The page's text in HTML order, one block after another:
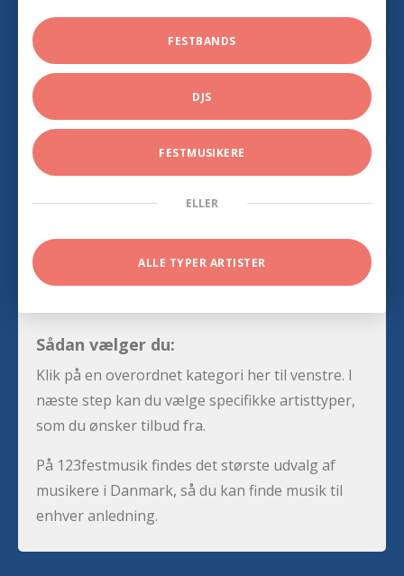
FESTBANDS
DJS
FESTMUSIKERE
ELLER
ALLE TYPER ARTISTER
Sådan vælger du:
Klik på en overordnet kategori her til venstre. I
næste step kan du vælge specifikke artisttyper,
som du ønsker tilbud fra.
På 123festmusik findes det største udvalg af
musikere i Danmark, så du kan finde musik til
enhver anledning.